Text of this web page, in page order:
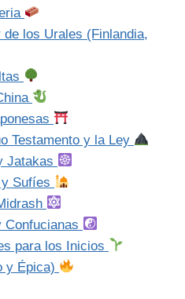
los Urales (Finlandia,
Testamento y la Ley
Jatakas
Sufíes
Confucianas
para los Inicios
y Épica)